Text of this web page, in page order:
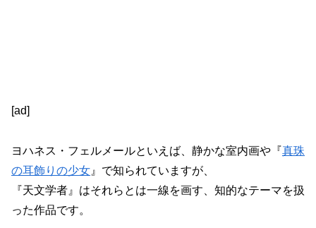
[ad]
ヨハネス・フェルメールといえば、静かな室内画や『真珠
の耳飾りの少女 』で知られていますが、
『天文学者』はそれらとは一線を画す、知的なテーマを扱
った作品です。